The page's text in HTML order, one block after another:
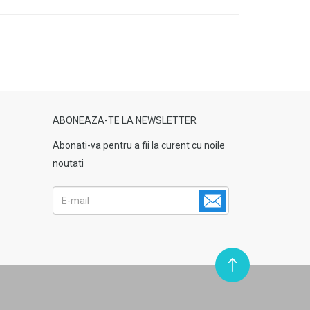
ABONEAZA-TE LA NEWSLETTER
Abonati-va pentru a fii la curent cu noile
noutati